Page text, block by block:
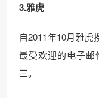
3.雅虎
自2011年10月雅
最受欢迎的电子
三。